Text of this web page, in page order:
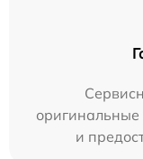
оригинальные
и